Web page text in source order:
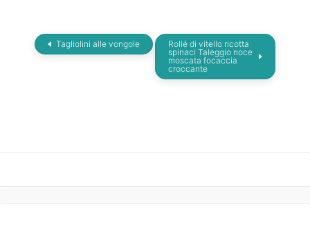
Tagliolini alle vongole
Rollé di vitello ricotta
spinaci Taleggio noce
moscata focaccia
croccante